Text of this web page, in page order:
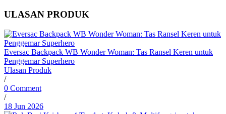
ULASAN PRODUK
Eversac Backpack WB Wonder Woman: Tas Ransel Keren untuk
Penggemar Superhero
Ulasan Produk
/
0 Comment
/
18 Jun 2026